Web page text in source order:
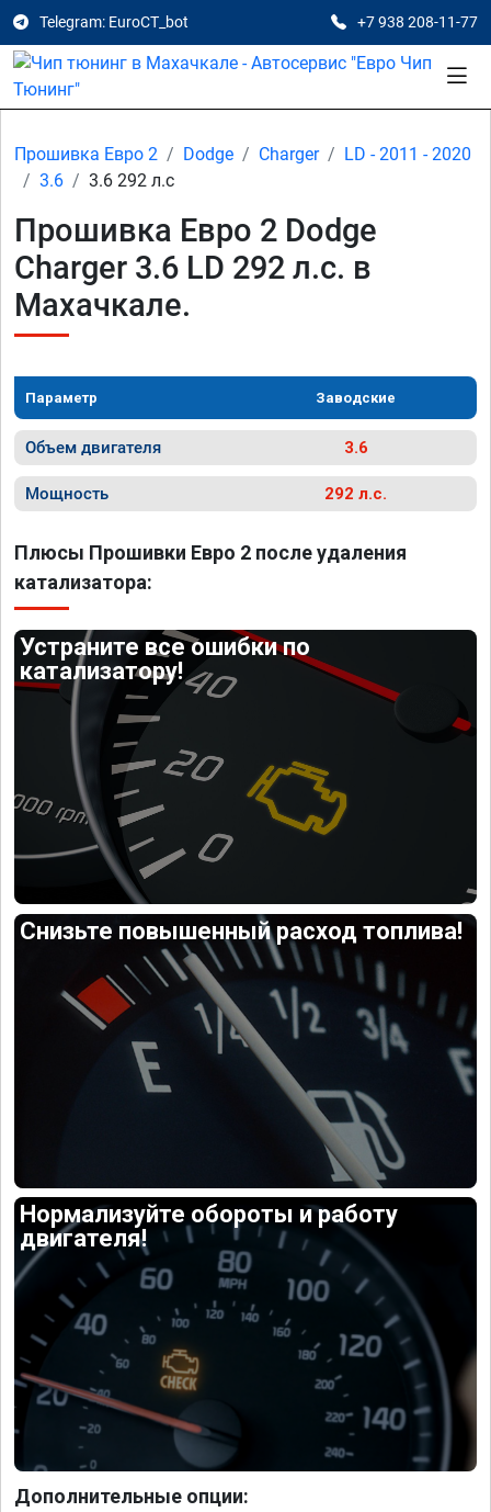
Telegram: EuroCT_bot +7 938 208-11-77
Прошивка Евро 2 Dodge Charger
LD - 2011 - 2020
3.6
3.6 292 л.с
Прошивка Евро 2 Dodge
Charger 3.6 LD 292 л.с. в
Махачкале.
Параметр Заводские
Объем двигателя 3.6
Мощность 292 л.с.
Плюсы Прошивки Евро 2 после удаления
катализатора:
Устраните все ошибки по
катализатору!
Снизьте повышенный расход топлива!
Нормализуйте обороты и работу
двигателя!
Дополнительные опции: